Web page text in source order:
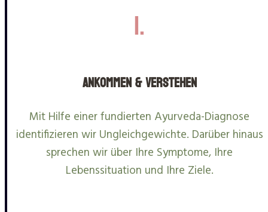
1.
Ankommen & Verstehen
Mit Hilfe einer fundierten Ayurveda-Diagnose
identifizieren wir Ungleichgewichte. Darüber hinaus
sprechen wir über Ihre Symptome, Ihre
Lebenssituation und Ihre Ziele.